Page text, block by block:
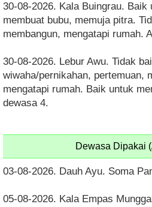
30-08-2026. Kala Buingrau. Baik
membuat bubu, memuja pitra.
membangun, mengatapi rumah.
30-08-2026. Lebur Awu. Tidak
wiwaha/pernikahan, pertemuan,
mengatapi rumah. Baik untuk
dewasa 4.
Dewasa Dipakai
03-08-2026. Dauh Ayu. Soma
05-08-2026. Kala Empas